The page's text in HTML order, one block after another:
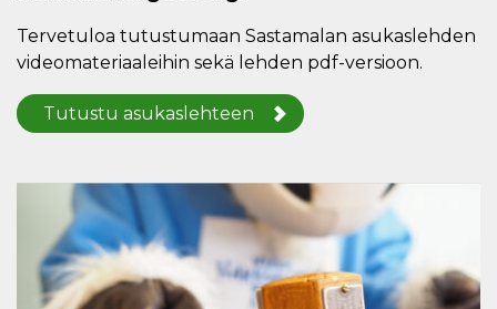
Tervetuloa tutustumaan Sastamalan asukaslehden
videomateriaaleihin sekä lehden pdf-versioon.
Tutustu asukaslehteen